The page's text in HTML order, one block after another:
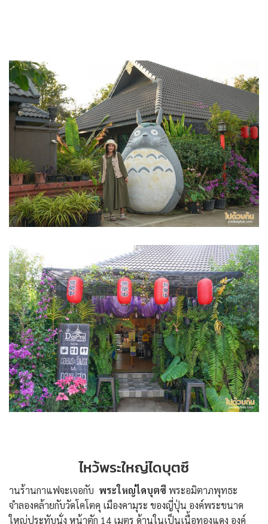
ไหว้พระใหญ่ไดบุตซึ
านร้านกาแฟจะเจอกับ พระใหญ่ไดบุตซึพระอมิตาภพุทธะ
จำลองคล้ายกับวัดโคโตคุ เมืองคามุระ ของญี่ปุ่น องค์พระขนาด
ใหญ่ประทับนั่ง หน้าตัก 14 เมตร ด้านในเป็นเนื้อทองแดง องค์